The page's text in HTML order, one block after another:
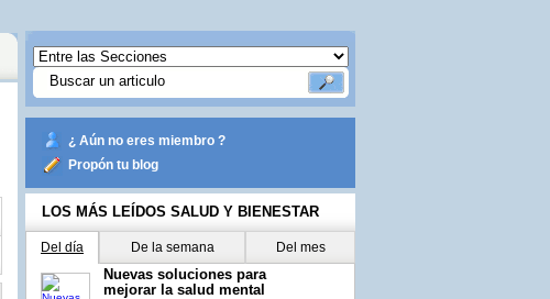
¿ Aún no eres miembro ?
Propón tu blog
LOS MÁS LEÍDOS SALUD Y BIENESTAR
Del día De la semana Del mes
Nuevas soluciones para
mejorar la salud mental